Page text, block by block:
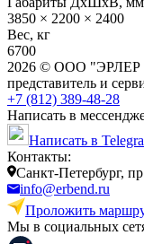
3850 × 2200 × 2400
Вес, кг
6700
2026 © ООО
представитель и
+7 (812) 389-48-28
Написать в
Написать в
Контакты:
Cанкт-Петербург,
info@erbend.ru
Проложить
Мы в социальных